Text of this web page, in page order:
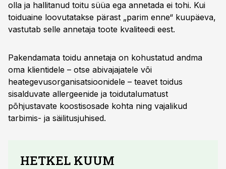
olla ja hallitanud toitu süüa ega annetada ei tohi. Kui
toiduaine loovutatakse pärast „parim enne“ kuupäeva,
vastutab selle annetaja toote kvaliteedi eest.
Pakendamata toidu annetaja on kohustatud andma
oma klientidele – otse abivajajatele või
heategevusorganisatsioonidele – teavet toidus
sisalduvate allergeenide ja toidutalumatust
põhjustavate koostisosade kohta ning vajalikud
tarbimis- ja säilitusjuhised.
HETKEL KUUM